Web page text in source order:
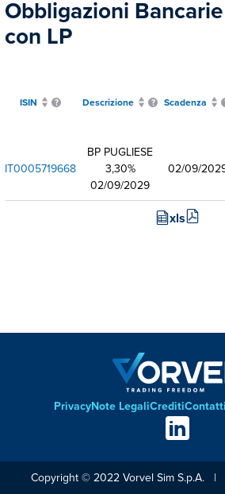
Obbligazioni
con LP
ISIN Descrizione Scadenza
IT0005719668
BP PUGLIESE
3,30%
02/09/2029
02/09/
xls
PrivacyNote LegaliCreditiContatti
Social
links
Copyright © 2022 Vorvel Sim S.p.A. |